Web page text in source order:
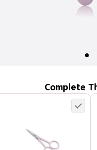
Complete